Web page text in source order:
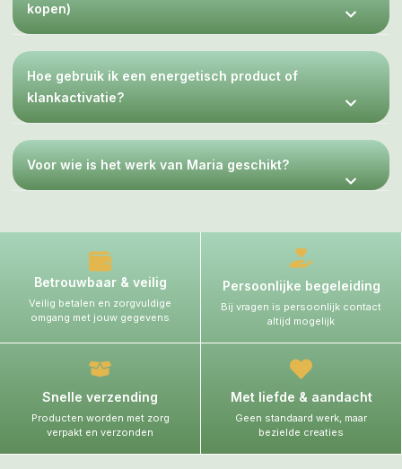
kopen)
Hoe gebruik ik een energetisch product of
klankactivatie?
Voor wie is het werk van Maria geschikt?
Betrouwbaar & veilig
Veilig betalen en zorgvuldige
omgang met jouw gegevens
Persoonlijke begeleiding
Bij vragen is persoonlijk contact
altijd mogelijk
Snelle verzending
Producten worden met zorg
verpakt en verzonden
Met liefde & aandacht
Geen standaard werk, maar
bezielde creaties